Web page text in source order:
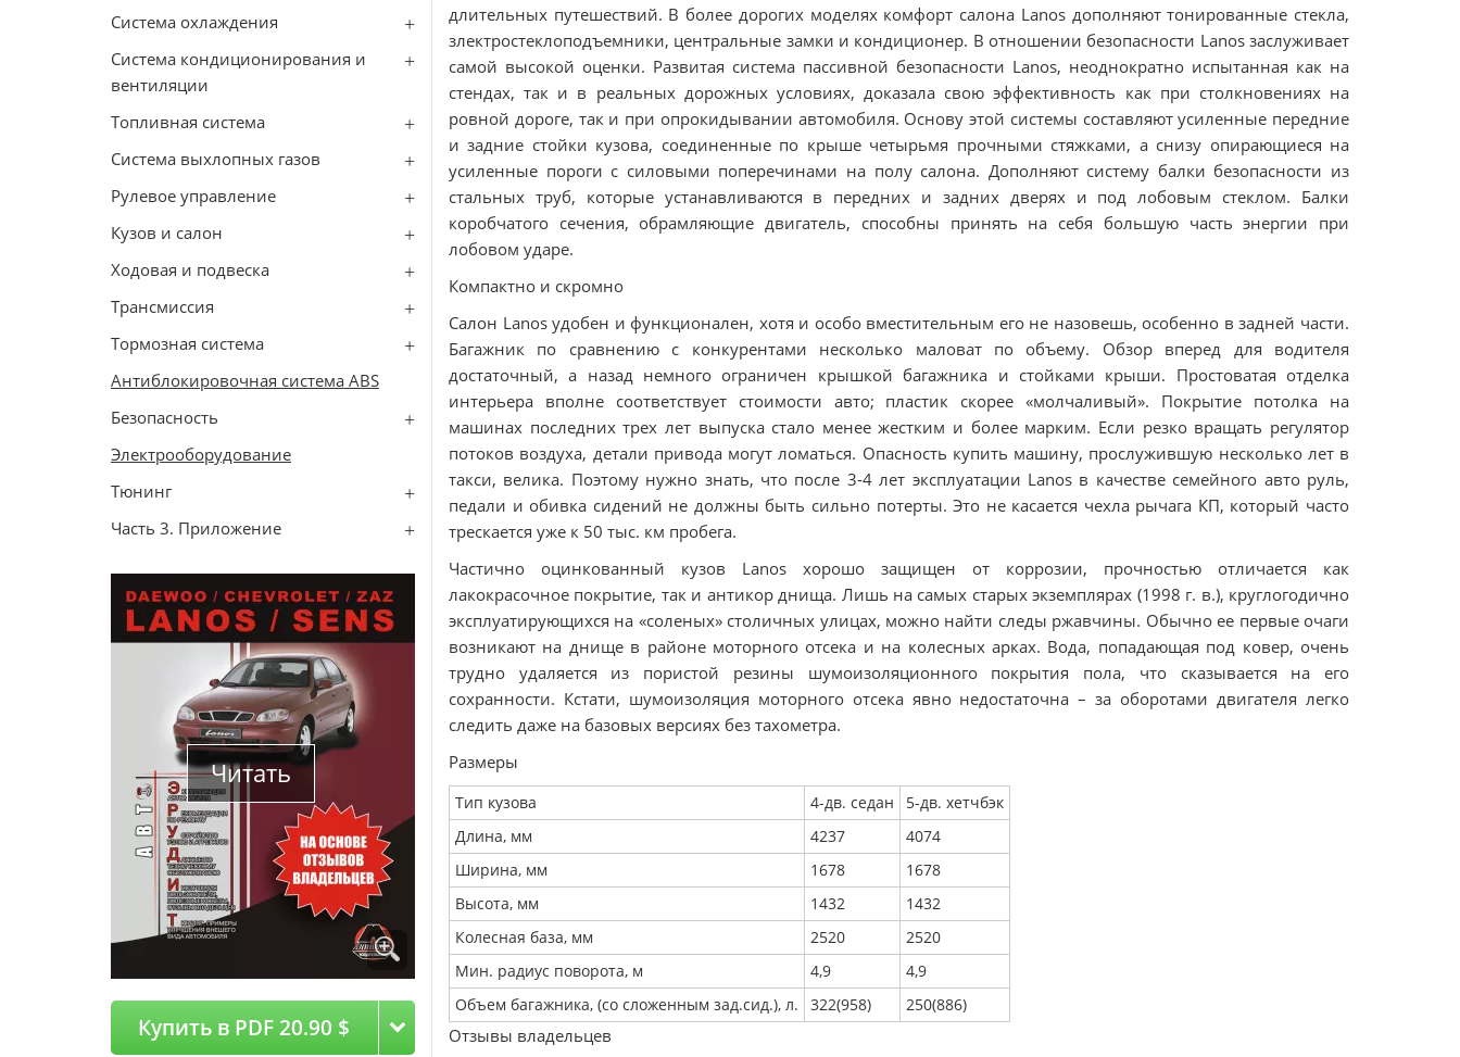
Система охлаждения
Система кондиционирования и
вентиляции
Топливная система
Сиcтема выхлопных газов
Рулевое управление
Кузов и салон
Ходовая и подвеска
Трансмиссия
Тормозная система
Антиблокировочная система ABS
Безопасность
Электрооборудование
Тюнинг
Часть 3. Приложение
Читать
Купить в PDF 20.90 $
длительных путешествий. В более дорогих моделях комфорт салона Lanos дополняют тонированные стекла,
злектростеклоподъемники, центральные замки и кондиционер. В отношении безопасности Lanos заслуживает
самой высокой оценки. Развитая система пассивной безопасности Lanos, неоднократно испытанная как на
стендах, так и в реальных дорожных условиях, доказала свою эффективность как при столкновениях на
ровной дороге, так и при опрокидывании автомобиля. Основу этой системы составляют усиленные передние
и задние стойки кузова, соединенные пo крыше четырьмя прочными стяжками, а снизу опирающиеся на
усиленные пороги с силовыми поперечинами на полу салона. Дополняют систему балки безопасности из
стальных труб, которые устанавливаются в передних и задних дверях и под лобовым стеклом. Балки
коробчатого сечения, обрамляющие двигатель, способны принять на себя большую часть энергии при
лобовом ударе.
Компактно и скромно
Салон Lanos удобен и функционален, хотя и особо вместительным его не назовешь, особенно в задней части.
Багажник по сравнению с конкурентами несколько маловат по объему. Обзор вперед для водителя
достаточный, а назад немного ограничен крышкой багажника и стойками крыши. Простоватая отделка
интерьера вполне соответствует стоимости авто; пластик скорее «молчаливый». Покрытие потолка на
машинах последних трех лет выпуска стало менее жестким и более марким. Если резко вращать регулятор
потоков воздуха, детали привода могут ломаться. Опасность купить машину, прослужившую несколько лет в
такси, велика. Поэтому нужно знать, что после 3-4 лет эксплуатации Lanos в качестве семейного авто руль,
педали и обивка сидений не должны быть сильно потерты. Это не касается чехла рычага КП, который часто
трескается уже к 50 тыс. км пробега.
Частично оцинкованный кузов Lanos хорошо защищен от коррозии, прочностью отличается как
лакокрасочное покрытие, так и антикор днища. Лишь на самых старых экземплярах (1998 г. в.), круглогодично
эксплуатирующихся на «соленых» столичных улицах, можно найти следы ржавчины. Обычно ее первые очаги
возникают на днище в районе моторного отсека и на колесных арках. Вода, попадающая под ковер, очень
трудно удаляется из пористой резины шумоизоляционного покрытия пола, что сказывается на его
сохранности. Кстати, шумоизоляция моторного отсека явно недостаточна – за оборотами двигателя легко
следить даже на базовых версиях без тахометра.
Размеры
Тип кузова 4-дв. седан
5-дв. хетчбэк
Длина, мм
4237
4074
Ширина, мм
1678
1678
Высота, мм
1432
1432
Колесная база, мм
2520
2520
Мин. радиус поворота, м
4,9
4,9
Объем багажника, (со сложенным зад.сид.), л.
322(958) 250(886)
Отзывы владельцев